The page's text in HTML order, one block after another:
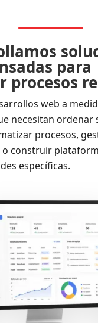
para
procesos
web a
necesitan ordenar
procesos,
construir
específicas.